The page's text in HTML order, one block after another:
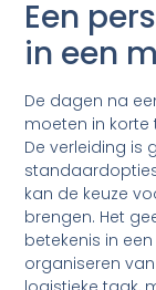
Een
in een
De dagen na
moeten in korte
De verleiding is
kan de keuze
brengen. Het
betekenis in
organiseren